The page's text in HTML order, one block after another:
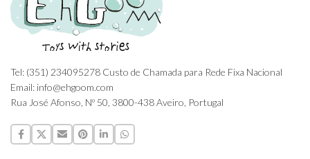
Tel: (351) 234095278 Custo de Chamada para Rede Fixa Nacional
Email: info@ehgoom.com
Rua José Afonso, Nº 50, 3800-438 Aveiro, Portugal